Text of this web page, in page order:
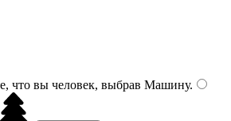
что вы человек, выбрав Машину.